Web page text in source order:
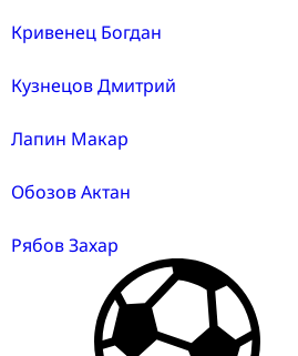
Кривенец Богдан
Кузнецов Дмитрий
Лапин Макар
Обозов Актан
Рябов Захар